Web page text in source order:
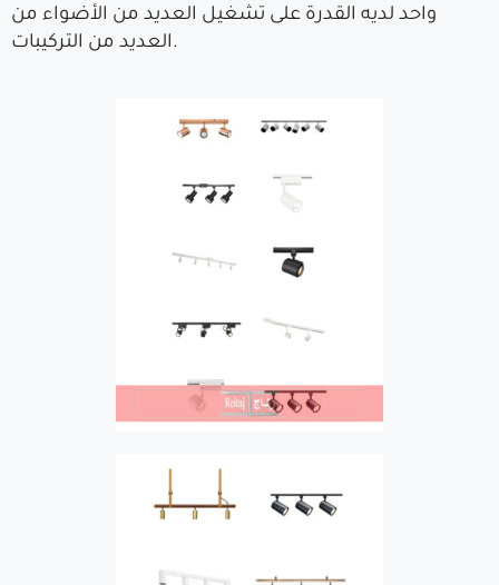
واحد لديه القدرة على تشغيل العديد من الأضواء من
العديد من التركيبات.